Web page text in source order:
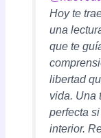
Hoy te
una
que te
libertad
vida. Una
perfecta
interior.